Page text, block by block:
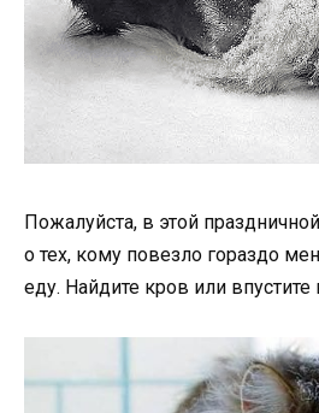
Пожалуйста, в этой
о тех, кому повезло гораздо
еду. Найдите кров или